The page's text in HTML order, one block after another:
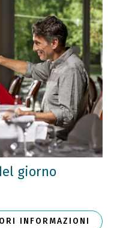
giorno
INFORMAZIONI